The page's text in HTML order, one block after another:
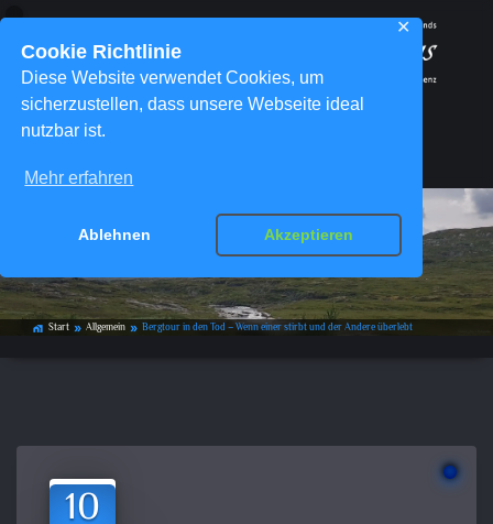
Cookie Richtlinie
Diese Website verwendet Cookies, um
sicherzustellen, dass unsere Webseite ideal
nutzbar ist.
Mehr erfahren
Ablehnen Akzeptieren
✕
Bergtour in den Tod – Wenn einer
stirbt und der Andere überlebt
home_work Start double_arrow Allgemein double_arrow Bergtour in den Tod – Wenn einer stirbt und der Andere überlebt
10